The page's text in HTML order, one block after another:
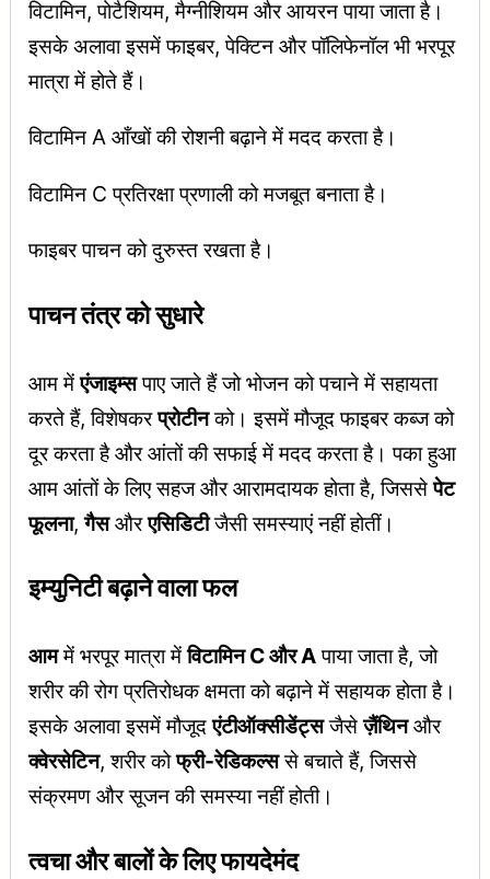
विटामिन, पोटैशियम, मैग्नीशियम और आयरन पाया जाता है।
इसके अलावा इसमें फाइबर, पेक्टिन और पॉलिफेनॉल भी भरपूर
मात्रा में होते हैं।
विटामिन A आँखों की रोशनी बढ़ाने में मदद करता है।
विटामिन C प्रतिरक्षा प्रणाली को मजबूत बनाता है।
फाइबर पाचन को दुरुस्त रखता है।
पाचन तंत्र को सुधारे
आम मेंएंजाइम्सपाए जाते हैं जो भोजन को पचाने में सहायता
करते हैं, विशेषकरप्रोटीनको। इसमें मौजूद फाइबर कब्ज को
दूर करता है और आंतों की सफाई में मदद करता है। पका हुआ
आम आंतों के लिए सहज और आरामदायक होता है, जिससेपेट
फूलना,गैसऔरएसिडिटीजैसी समस्याएं नहीं होतीं।
इम्युनिटी बढ़ाने वाला फल
आममें भरपूर मात्रा मेंविटामिन C और Aपाया जाता है, जो
शरीर की रोग प्रतिरोधक क्षमता को बढ़ाने में सहायक होता है।
इसके अलावा इसमें मौजूदएंटीऑक्सीडेंट्सजैसेज़ैंथिनऔर
क्वेरसेटिन, शरीर कोफ्री-रेडिकल्ससे बचाते हैं, जिससे
संक्रमण और सूजन की समस्या नहीं होती।
त्वचा और बालों के लिए फायदेमंद